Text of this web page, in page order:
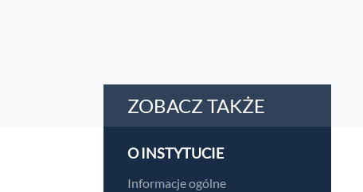
ZOBACZ TAKŻE
O INSTYTUCIE
Informacje ogólne